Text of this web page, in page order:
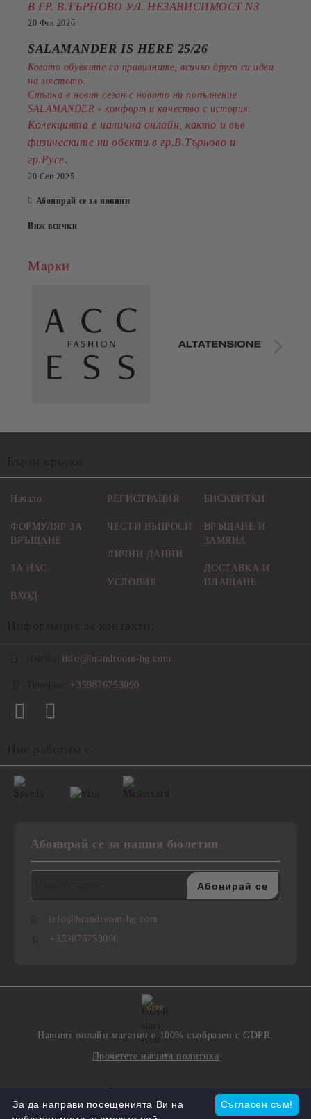
В ГР. В.ТЪРНОВО УЛ. НЕЗАВИСИМОСТ N3
20 Фев 2026
SALAMANDER IS HERE 25/26
Когато обувките са правилните, всичко друго си идва
на мястото.
Стъпка в новия сезон с новото ни попълнение
SALAMANDER - комфорт и качество с история.
Колекцията е налична онлайн, както и във
физическите ни обекти в гр.В.Търново и
гр.Русе.
20 Сеп 2025
Абонирай се за новини
Виж всички
Марки
Начало
ФОРМУЛЯР ЗА
ВРЪЩАНЕ
ЗА НАС
ВХОД
РЕГИСТРАЦИЯ
ЧЕСТИ ВЪПРОСИ
ЛИЧНИ ДАННИ
УСЛОВИЯ
БИСКВИТКИ
ВРЪЩАНЕ И
ЗАМЯНА
ДОСТАВКА И
ПЛАЩАНЕ
info@brandroom-bg.com
+359876753090
Абонирай се за нашия бюлетин
info@brandroom-bg.com
+359876753090
GDPR
Нашият онлайн магазин е 100% съобразен с GDPR.
Прочетете нашата политика
Съгласен съм!
За да направи посещенията Ви на